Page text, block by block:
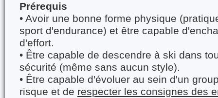
Prérequis
• Avoir une bonne forme physique
sport d'endurance) et être capable
d'effort.
• Être capable de descendre à ski dans
sécurité (même sans aucun style).
• Être capable d'évoluer au sein d'un
risque et de respecter les consignes des